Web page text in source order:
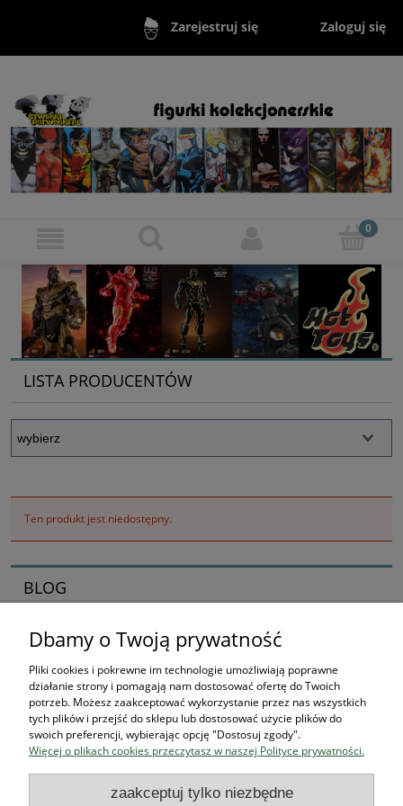
Zarejestruj się Zaloguj się
LISTA PRODUCENTÓW
Ten produkt jest niedostępny.
BLOG
Zaczynamy kolekcjonerska przygodę
16-04-2026 , Stworek
Jak zacząć kolekcjonować
figurki? Przewodnik dla
przyszłych bohaterów
Dbamy o Twoją prywatność
Pliki cookies i pokrewne im technologie umożliwiają poprawne
działanie strony i pomagają nam dostosować ofertę do Twoich
potrzeb. Możesz zaakceptować wykorzystanie przez nas wszystkich
tych plików i przejść do sklepu lub dostosować użycie plików do
swoich preferencji, wybierając opcję "Dostosuj zgody".
Więcej o plikach cookies przeczytasz w naszej Polityce prywatności.
zaakceptuj tylko niezbędne